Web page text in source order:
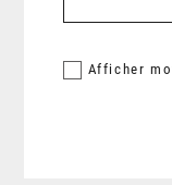
Afficher